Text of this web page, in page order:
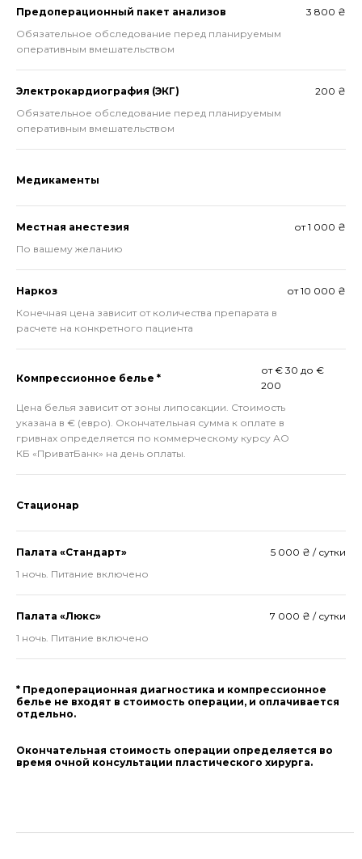
Предоперационный пакет анализов
3 800 ₴
Обязательное обследование перед планируемым
оперативным вмешательством
Электрокардиография (ЭКГ)
200 ₴
Обязательное обследование перед планируемым
оперативным вмешательством
Медикаменты
Местная анестезия
от 1 000 ₴
По вашему желанию
Наркоз
от 10 000 ₴
Конечная цена зависит от количества препарата в
расчете на конкретного пациента
Компрессионное белье *
от € 30 до €
200
Цена белья зависит от зоны липосакции. Стоимость
указана в € (евро). Окончательная сумма к оплате в
гривнах определяется по коммерческому курсу АО
КБ «ПриватБанк» на день оплаты.
Стационар
Палата «Стандарт»
5 000 ₴ / сутки
1 ночь. Питание включено
Палата «Люкс»
7 000 ₴ / сутки
1 ночь. Питание включено
* Предоперационная диагностика и компрессионное
белье не входят в стоимость операции, и оплачивается
отдельно.
Окончательная стоимость операции определяется во
время очной консультации пластического хирурга.